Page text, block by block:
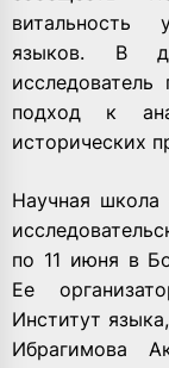
витальность
языков. В
исследователь
подход к
исторических
Научная школа
по 11 июня в
Ее
Институт
Ибрагимова